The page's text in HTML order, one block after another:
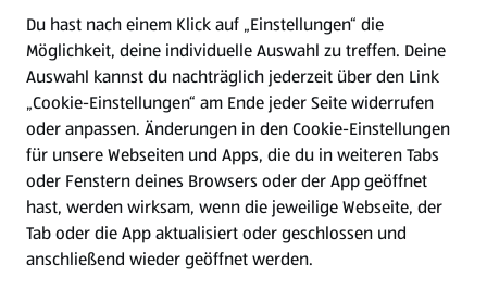
Presse
Hilfe & Kontakt
(öffnet in einem neuen Tab)
Unternehmen
Folge uns hier:
Du hast nach einem Klick auf „Einstellungen“ die
Möglichkeit, deine individuelle Auswahl zu treffen. Deine
Auswahl kannst du nachträglich jederzeit über den Link
„Cookie-Einstellungen“ am Ende jeder Seite widerrufen
oder anpassen. Änderungen in den Cookie-Einstellungen
für unsere Webseiten und Apps, die du in weiteren Tabs
oder Fenstern deines Browsers oder der App geöffnet
hast, werden wirksam, wenn die jeweilige Webseite, der
Tab oder die App aktualisiert oder geschlossen und
anschließend wieder geöffnet werden.